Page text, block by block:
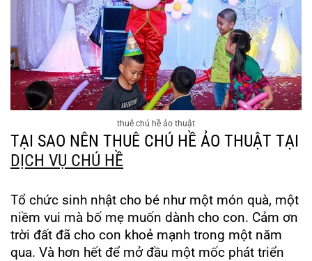
thuê chú hề ảo thuật
TẠI SAO NÊN THUÊ CHÚ HỀ ẢO THUẬT TẠI
DỊCH VỤ CHÚ HỀ
Tổ chức sinh nhật cho bé như một món quà, một
niềm vui mà bố mẹ muốn dành cho con. Cảm ơn
trời đất đã cho con khoẻ mạnh trong một năm
qua. Và hơn hết để mở đầu một mốc phát triển